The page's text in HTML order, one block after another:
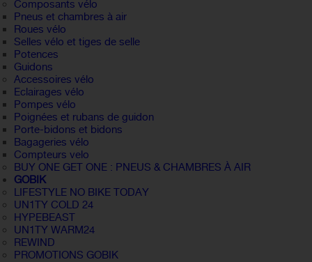
Composants vélo
Pneus et chambres à air
Roues vélo
Selles vélo et tiges de selle
Potences
Guidons
Accessoires vélo
Eclairages vélo
Pompes vélo
Poignées et rubans de guidon
Porte-bidons et bidons
Bagageries vélo
Compteurs velo
BUY ONE GET ONE : PNEUS & CHAMBRES À AIR
GOBIK
LIFESTYLE NO BIKE TODAY
UN1TY COLD 24
HYPEBEAST
UN1TY WARM24
REWIND
PROMOTIONS GOBIK